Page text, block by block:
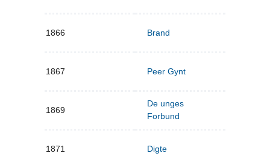
1866 Brand
1867 Peer Gynt
1869
De unges
Forbund
1871 Digte